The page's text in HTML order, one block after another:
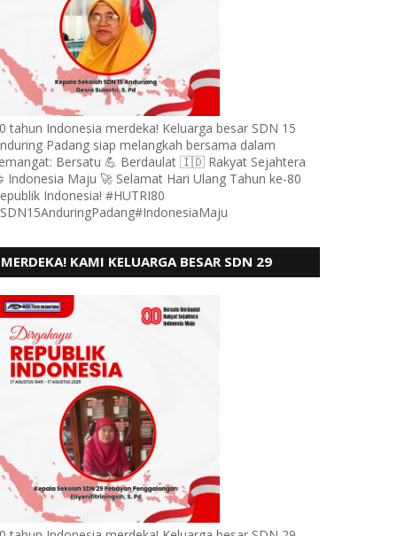
tahun Indonesia merdeka! Keluarga besar SDN 15
Padang siap melangkah bersama dalam
Bersatu 💪 Berdaulat 🇮🇩 Rakyat Sejahtera
Indonesia Maju 🚀 Selamat Hari Ulang Tahun ke-80
Indonesia! #HUTRI80
MERDEKA! KAMI KELUARGA BESAR SDN 29
MENGUCAPKAN HUT RI KE - 80